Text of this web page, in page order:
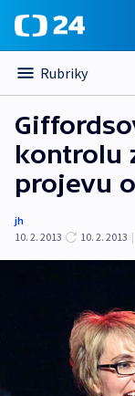
Rubriky
kontrolu
projevu
jh
10. 2. 2013
10. 2. 2013 |